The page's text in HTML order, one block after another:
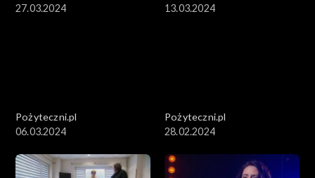
27.03.2024 13.03.2024
Pożyteczni.pl
06.03.2024
Pożyteczni.pl
28.02.2024